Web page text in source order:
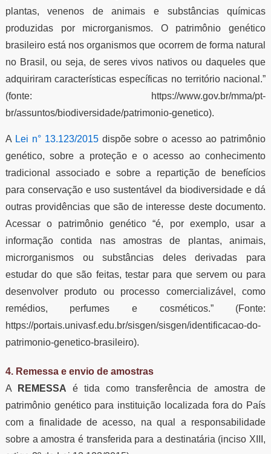
plantas, venenos de animais e substâncias químicas
produzidas por microrganismos. O patrimônio genético
brasileiro está nos organismos que ocorrem de forma natural
no Brasil, ou seja, de seres vivos nativos ou daqueles que
adquiriram características específicas no território nacional.”
(fonte: https://www.gov.br/mma/pt-
br/assuntos/biodiversidade/patrimonio-genetico).
A Lei n° 13.123/2015dispõe sobre o acesso ao patrimônio
genético, sobre a proteção e o acesso ao conhecimento
tradicional associado e sobre a repartição de benefícios
para conservação e uso sustentável da biodiversidade e dá
outras providências que são de interesse deste documento.
Acessar o patrimônio genético “é, por exemplo, usar a
informação contida nas amostras de plantas, animais,
microrganismos ou substâncias deles derivadas para
estudar do que são feitas, testar para que servem ou para
desenvolver produto ou processo comercializável, como
remédios, perfumes e cosméticos.” (Fonte:
https://portais.univasf.edu.br/sisgen/sisgen/identificacao-do-
patrimonio-genetico-brasileiro).
4. Remessa e envio de amostras
A
REMESSA é tida como transferência de amostra de
patrimônio genético para instituição localizada fora do País
com a finalidade de acesso, na qual a responsabilidade
sobre a amostra é transferida para a destinatária (inciso XIII,